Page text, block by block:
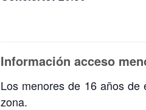
Información acceso
Los menores de 16 años
zona.